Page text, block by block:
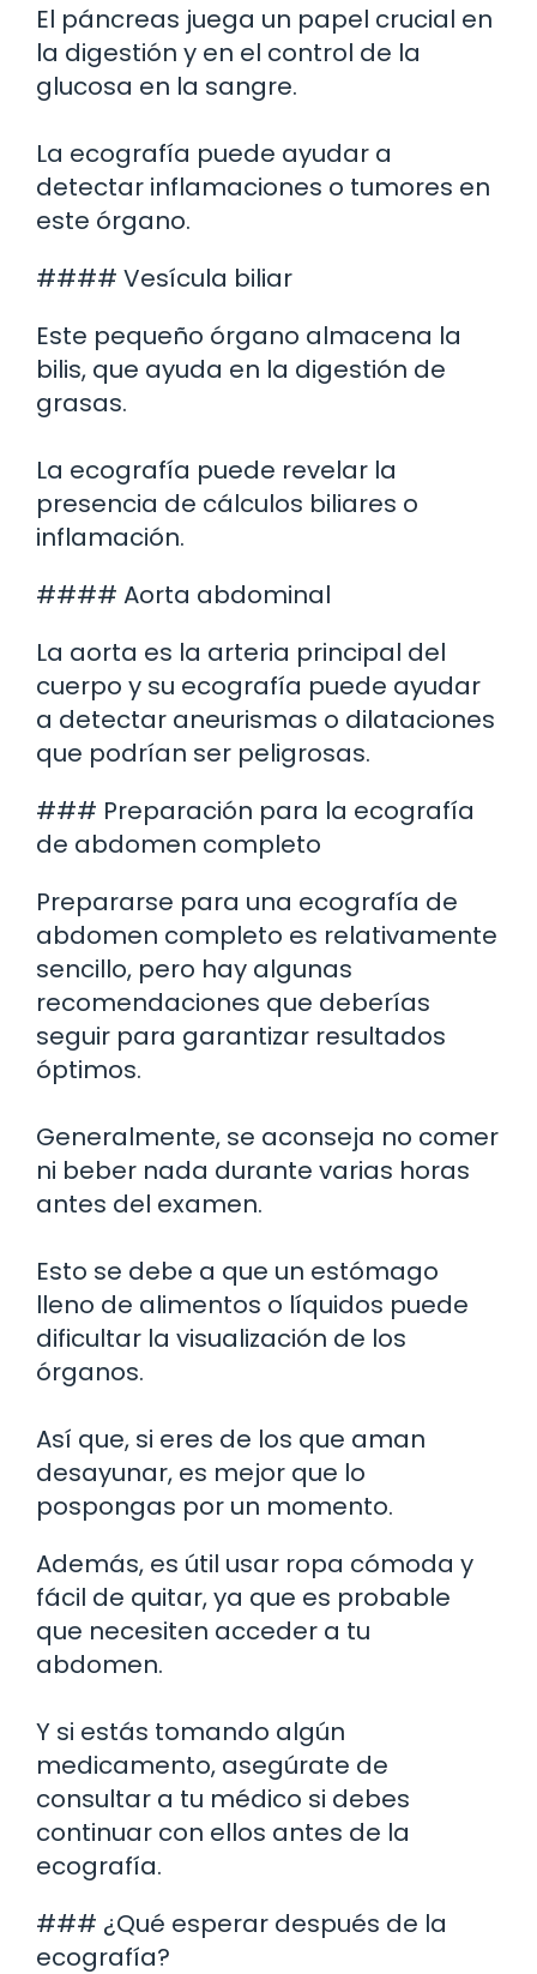
El páncreas juega un papel crucial en
la digestión y en el control de la
glucosa en la sangre.
La ecografía puede ayudar a
detectar inflamaciones o tumores en
este órgano.
#### Vesícula biliar
Este pequeño órgano almacena la
bilis, que ayuda en la digestión de
grasas.
La ecografía puede revelar la
presencia de cálculos biliares o
inflamación.
#### Aorta abdominal
La aorta es la arteria principal del
cuerpo y su ecografía puede ayudar
a detectar aneurismas o dilataciones
que podrían ser peligrosas.
### Preparación para la ecografía
de abdomen completo
Prepararse para una ecografía de
abdomen completo es relativamente
sencillo, pero hay algunas
recomendaciones que deberías
seguir para garantizar resultados
óptimos.
Generalmente, se aconseja no comer
ni beber nada durante varias horas
antes del examen.
Esto se debe a que un estómago
lleno de alimentos o líquidos puede
dificultar la visualización de los
órganos.
Así que, si eres de los que aman
desayunar, es mejor que lo
pospongas por un momento.
Además, es útil usar ropa cómoda y
fácil de quitar, ya que es probable
que necesiten acceder a tu
abdomen.
Y si estás tomando algún
medicamento, asegúrate de
consultar a tu médico si debes
continuar con ellos antes de la
ecografía.
### ¿Qué esperar después de la
ecografía?